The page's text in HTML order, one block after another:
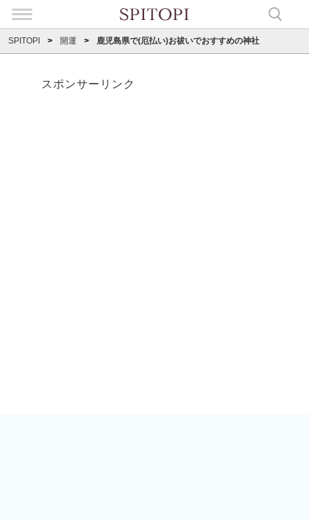
SPITOPI 開運 鹿児島県で(厄払い)お祓いでおすすめの神社
スポンサーリンク